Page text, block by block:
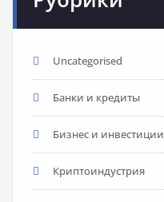
Uncategorised
Банки и кредиты
Бизнес и инвестиции
Криптоиндустрия